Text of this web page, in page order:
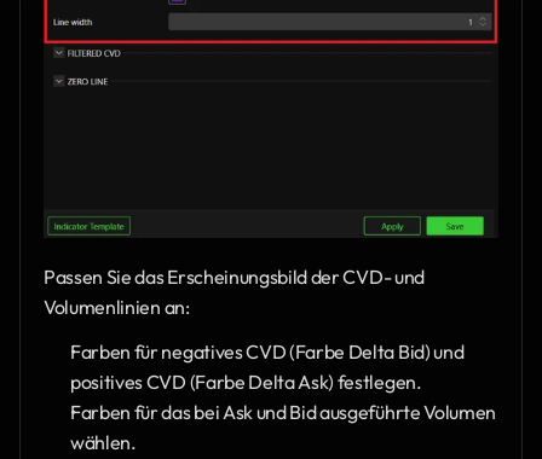
Passen Sie das Erscheinungsbild der CVD- und
Volumenlinien an:
Farben für negatives CVD (Farbe Delta Bid) und
positives CVD (Farbe Delta Ask) festlegen.
Farben für das bei Ask und Bid ausgeführte Volumen
wählen.